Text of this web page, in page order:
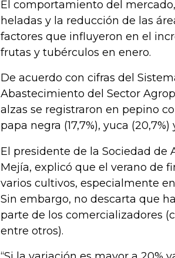
El comportamiento del
heladas y la reducción de las
factores que influyeron en el
frutas y tubérculos en enero.
De acuerdo con cifras del
Abastecimiento del Sector
alzas se registraron en pepino
papa negra (17,7%), yuca (20,7%)
El presidente de la Sociedad de
Mejía, explicó que el verano de
varios cultivos, especialmente
Sin embargo, no descarta que
parte de los comercializadores
entre otros).